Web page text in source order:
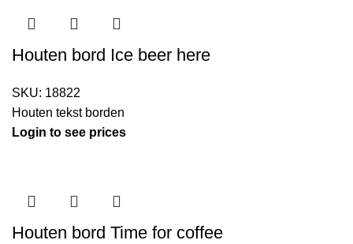
Houten bord Ice beer here
SKU: 18822
Houten tekst borden
Login to see prices
Houten bord Time for coffee